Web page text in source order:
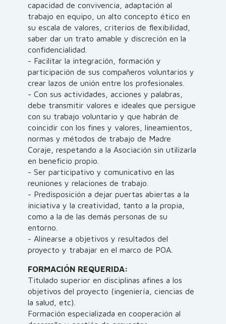
capacidad de convivencia, adaptación al
trabajo en equipo, un alto concepto ético en
su escala de valores, criterios de flexibilidad,
saber dar un trato amable y discreción en la
confidencialidad.
- Facilitar la integración, formación y
participación de sus compañeros voluntarios y
crear lazos de unión entre los profesionales.
- Con sus actividades, acciones y palabras,
debe transmitir valores e ideales que persigue
con su trabajo voluntario y que habrán de
coincidir con los fines y valores, lineamientos,
normas y métodos de trabajo de Madre
Coraje, respetando a la Asociación sin utilizarla
en beneficio propio.
- Ser participativo y comunicativo en las
reuniones y relaciones de trabajo.
- Predisposición a dejar puertas abiertas a la
iniciativa y la creatividad, tanto a la propia,
como a la de las demás personas de su
entorno.
- Alinearse a objetivos y resultados del
proyecto y trabajar en el marco de POA.
FORMACIÓN REQUERIDA:
Titulado superior en disciplinas afines a los
objetivos del proyecto (ingeniería, ciencias de
la salud, etc).
Formación especializada en cooperación al